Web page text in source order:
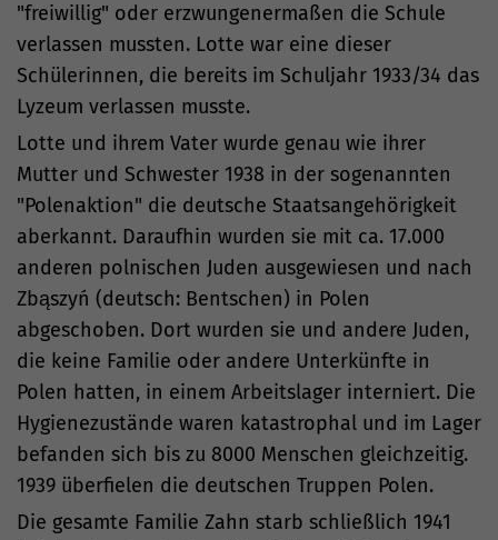
"freiwillig" oder erzwungenermaßen die Schule
verlassen mussten. Lotte war eine dieser
Schülerinnen, die bereits im Schuljahr 1933/34 das
Lyzeum verlassen musste.
Lotte und ihrem Vater wurde genau wie ihrer
Mutter und Schwester 1938 in der sogenannten
"Polenaktion" die deutsche Staatsangehörigkeit
aberkannt. Daraufhin wurden sie mit ca. 17.000
anderen polnischen Juden ausgewiesen und nach
Zbąszyń (deutsch: Bentschen) in Polen
abgeschoben. Dort wurden sie und andere Juden,
die keine Familie oder andere Unterkünfte in
Polen hatten, in einem Arbeitslager interniert. Die
Hygienezustände waren katastrophal und im Lager
befanden sich bis zu 8000 Menschen gleichzeitig.
1939 überfielen die deutschen Truppen Polen.
Die gesamte Familie Zahn starb schließlich 1941